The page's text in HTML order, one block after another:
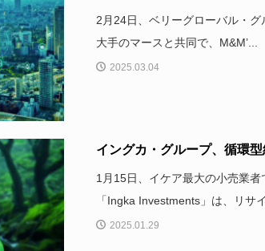
2月24日、ベリーグローバル・
大手のマースと共同で、M&M’...
2025.03.04
イングカ・グループ、循環
1月15日、イケア最大の小売業
「Ingka Investments」は、リサ
2025.01.29